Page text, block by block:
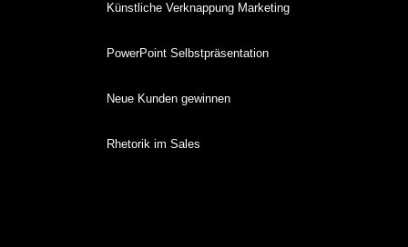
Künstliche Verknappung Marketing
PowerPoint Selbstpräsentation
Neue Kunden gewinnen
Rhetorik im Sales